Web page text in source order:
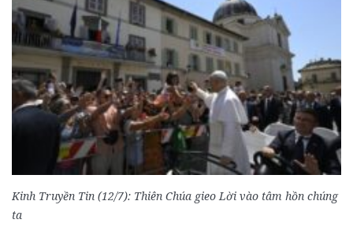
Kinh Truyền Tin (12/7): Thiên Chúa gieo Lời vào tâm hồn chúng
ta